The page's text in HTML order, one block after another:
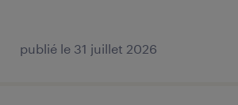
publié le 31 juillet 2026